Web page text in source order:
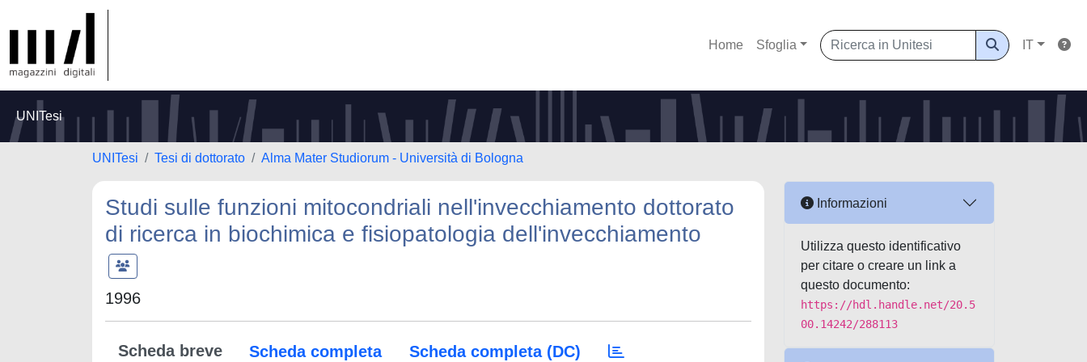
Home Sfoglia IT
UNITesi
UNITesi Tesi di dottorato Alma Mater Studiorum - Università di Bologna
Studi sulle funzioni mitocondriali nell'invecchiamento dottorato
di ricerca in biochimica e fisiopatologia dell'invecchiamento
1996
Scheda breve Scheda completa Scheda completa (DC)
Informazioni
Utilizza questo identificativo
per citare o creare un link a
questo documento:
https://hdl.handle.net/20.5
00.14242/288113